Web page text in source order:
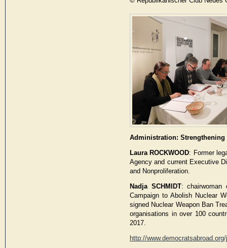
Administration:
Laura ROCKWOOD: Former
Agency and current Executive
and Nonproliferation.
Nadja SCHMIDT: chairwoman
Campaign to Abolish Nuclear
signed Nuclear Weapon Ban
organisations in over 100
2017.
http://